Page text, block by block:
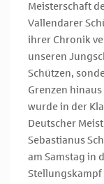
Meisterschaft
Vallendarer
ihrer Chronik
unseren
Schützen,
Grenzen
wurde in der
Deutscher
Sebastianus
am Samstag in
Stellungskampf